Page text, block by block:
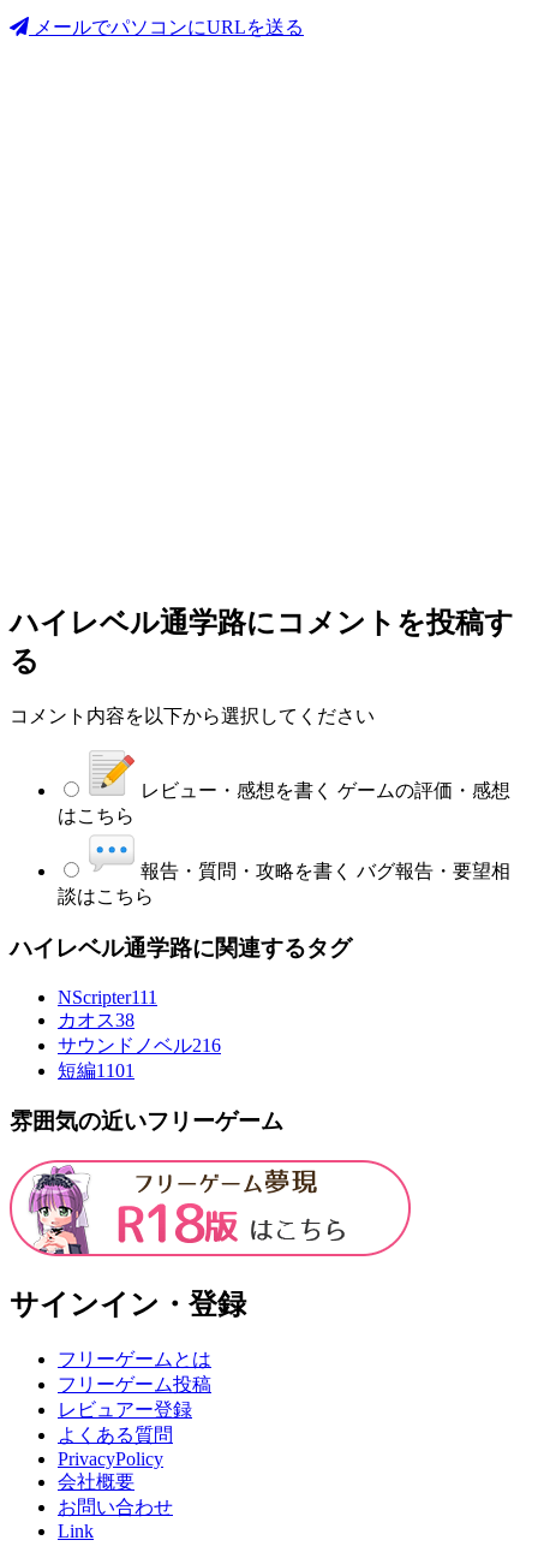
メールでパソコンにURLを送る
ハイレベル通学路にコメントを投稿す
る
コメント内容を以下から選択してください
レビュー・感想を書く ゲームの評価・感想
はこちら
報告・質問・攻略を書く バグ報告・要望相
談はこちら
ハイレベル通学路に関連するタグ
NScripter111
カオス38
サウンドノベル216
短編1101
雰囲気の近いフリーゲーム
サインイン・登録
フリーゲームとは
フリーゲーム投稿
レビュアー登録
よくある質問
PrivacyPolicy
会社概要
お問い合わせ
Link